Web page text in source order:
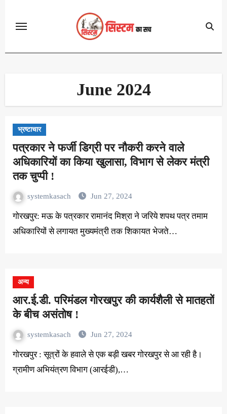
June 2024
भ्रष्टाचार
पत्रकार ने फर्जी डिग्री पर नौकरी करने वाले
अधिकारियों का किया खुलासा, विभाग से लेकर मंत्री
तक चुप्पी !
systemkasach Jun 27, 2024
गोरखपुर: मऊ के पत्रकार रामानंद मिश्रा ने जरिये शपथ पत्र तमाम
अधिकारियों से लगायत मुख्यमंत्री तक शिकायत भेजते…
अन्य
आर.ई.डी. परिमंडल गोरखपुर की कार्यशैली से मातहतों
के बीच असंतोष !
systemkasach Jun 27, 2024
गोरखपुर : सूत्रों के हवाले से एक बड़ी खबर गोरखपुर से आ रही है।
ग्रामीण अभियंत्रण विभाग (आरईडी),…